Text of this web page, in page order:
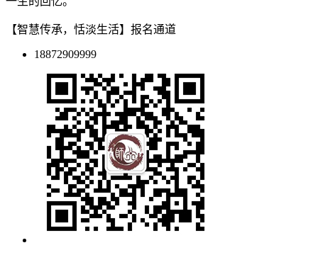
【智慧传承，恬淡生活】报名通道
18872909999